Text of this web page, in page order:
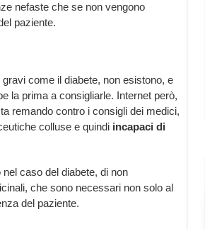
nefaste che se non vengono
paziente.
come il diabete, non esistono, e
la prima a consigliarle. Internet però,
remando contro i consigli dei medici,
colluse e quindi incapaci di
caso del diabete, di non
che sono necessari non solo al
del paziente.